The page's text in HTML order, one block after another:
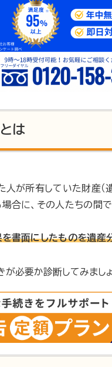
は
人が所有していた財産（
合に、その人たちの間で
書面にしたものを遺産
が必要か診断してみまし